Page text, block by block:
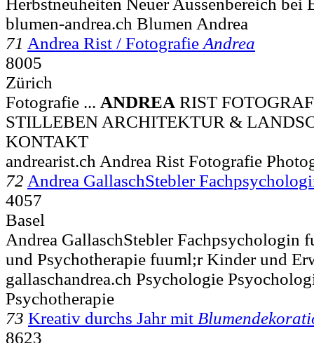
blumen-andrea.ch Blumen Andrea
71 Andrea Rist / Fotografie Andrea
8005
Zürich
Fotografie ... ANDREA RIST
STILLEBEN ARCHITEKTUR &
KONTAKT
andrearist.ch Andrea Rist Fotografie
72 Andrea GallaschStebler
4057
Basel
Andrea GallaschStebler Fachpsychologin
und Psychotherapie fuuml;r Kinder und
gallaschandrea.ch Psychologie
Psychotherapie
73 Kreativ durchs Jahr mit
8623